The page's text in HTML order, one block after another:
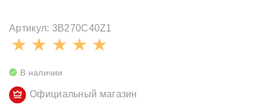
Артикул: 3B270C40Z1
В наличии
Официальный магазин